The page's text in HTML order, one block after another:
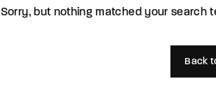
Sorry, but nothing matched your search
Back